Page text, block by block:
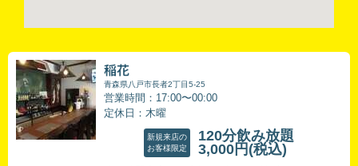
稲花
青森県八戸市長者2丁目5-25
営業時間：17:00〜00:00
定休日：木曜
新規来店の
お客様限定
120分飲み放題
3,000円 (税込)